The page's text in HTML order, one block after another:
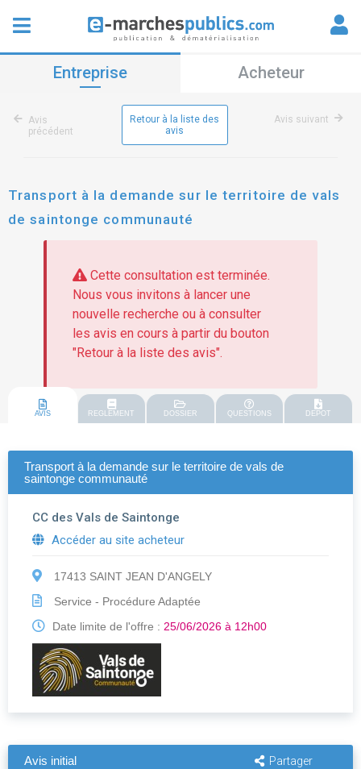
Entreprise Acheteur
Avis
précédent
Retour à la liste des
avis
Avis suivant
Transport à la demande sur le territoire de vals
de saintonge communauté
Cette consultation est terminée.
Nous vous invitons à lancer une
nouvelle recherche ou à consulter
les avis en cours à partir du bouton
"Retour à la liste des avis".
AVIS REGLEMENT DOSSIER QUESTIONS DEPOT
Transport à la demande sur le territoire de vals de
saintonge communauté
CC des Vals de Saintonge
Accéder au site acheteur
17413 SAINT JEAN D'ANGELY
Service - Procédure Adaptée
Date limite de l'offre : 25/06/2026 à 12h00
Avis initial Partager